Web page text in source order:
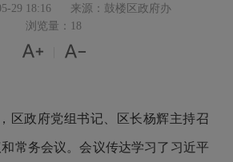
29 18:16
来源：鼓楼区政府办
浏览量：18
 
政府党组书记、区长杨辉主持召
常务会议。会议传达学习了习近平